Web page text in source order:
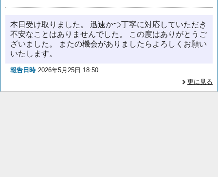
本日受け取りました。 迅速かつ丁寧に対応していただき
不安なことはありませんでした。 この度はありがとうご
ざいました。 またの機会がありましたらよろしくお願い
いたします。
報告日時 2026年5月25日 18:50
更に見る